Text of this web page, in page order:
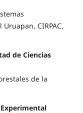
CIRPAC,
de Ciencias
de la